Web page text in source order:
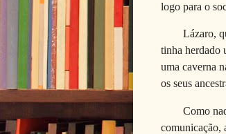
logo para o
Lázaro,
tinha herdado
uma caverna
os seus
Como
comunicação,